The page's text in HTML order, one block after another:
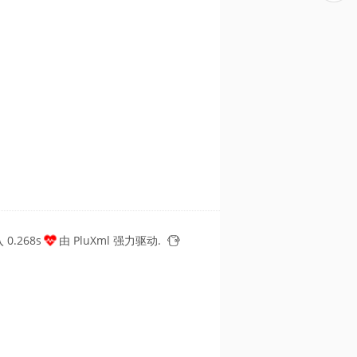
0.268s 由 PluXml 强力驱动.